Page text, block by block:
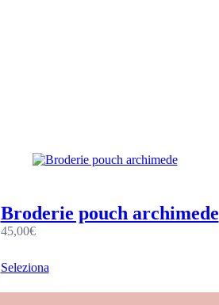
Broderie pouch archimede
45,00€
Seleziona